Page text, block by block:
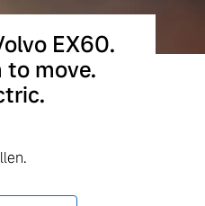
EX60.
to move.